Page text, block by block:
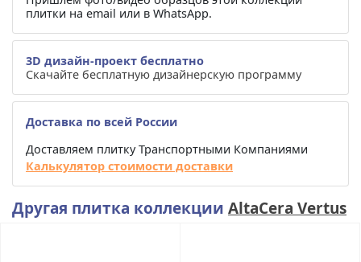
плитки на email или в WhatsApp.
3D дизайн-проект бесплатно
Скачайте бесплатную дизайнерскую программу
Доставка по всей России
Доставляем плитку Транспортными Компаниями
Калькулятор стоимости доставки
Другая плитка коллекции AltaCera Vertus